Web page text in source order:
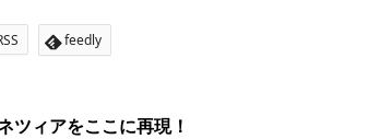
feedly
ツィアをここに再現！